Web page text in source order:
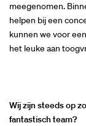
meegenomen.
helpen bij een
kunnen we voor
het leuke aan
Wij zijn steeds op
fantastisch team?